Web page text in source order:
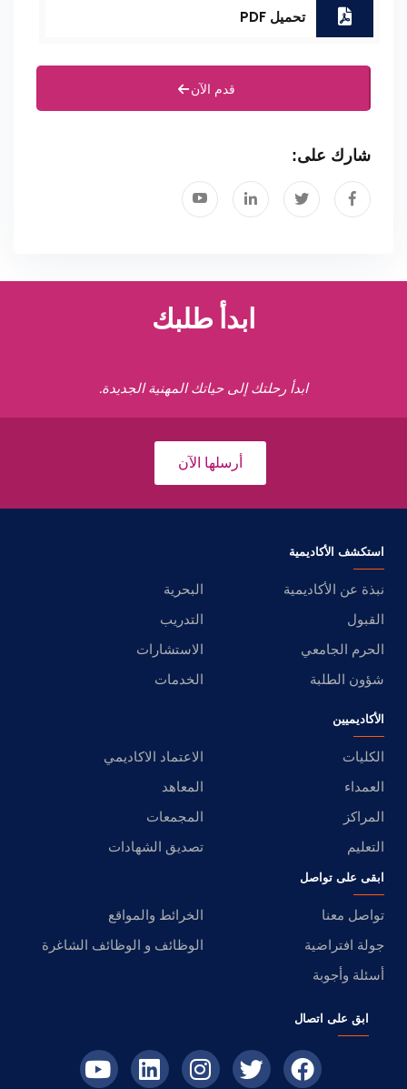
تحميل PDF
قدم الآن
شارك على:
ابدأ طلبك
ابدأ رحلتك إلى حياتك المهنية الجديدة.
أرسلها الآن
استكشف الأكاديمية
نبذة عن الأكاديمية
البحرية
القبول
التدريب
الحرم الجامعي
الاستشارات
شؤون الطلبة
الخدمات
الأكاديميين
الكليات
الاعتماد الاكاديمي
العمداء
المعاهد
المراكز
المجمعات
التعليم
تصديق الشهادات
ابقى على تواصل
تواصل معنا
الخرائط والمواقع
جولة افتراضية
الوظائف و الوظائف الشاغرة
أسئلة وأجوبة
ابق على اتصال